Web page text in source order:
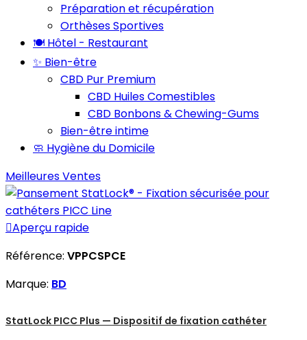
Préparation et récupération
Orthèses Sportives
🍽️ Hôtel - Restaurant
✨ Bien-être
CBD Pur Premium
CBD Huiles Comestibles
CBD Bonbons & Chewing-Gums
Bien-être intime
🧼 Hygiène du Domicile
Meilleures Ventes
Aperçu rapide
Référence: VPPCSPCE
Marque: BD
StatLock PICC Plus — Dispositif de fixation cathéter